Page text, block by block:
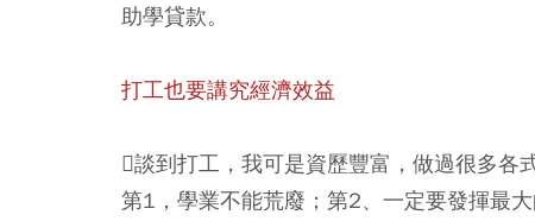
助學貸款。
打工也要講究經濟效益
談到打工，我可是資歷豐富，做過很多各
第1，學業不能荒廢；第2、一定要發揮最